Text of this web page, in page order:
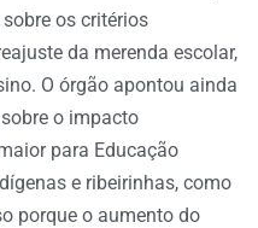
os critérios
da merenda escolar,
O órgão apontou ainda
o impacto
para Educação
e ribeirinhas, como
porque o aumento do